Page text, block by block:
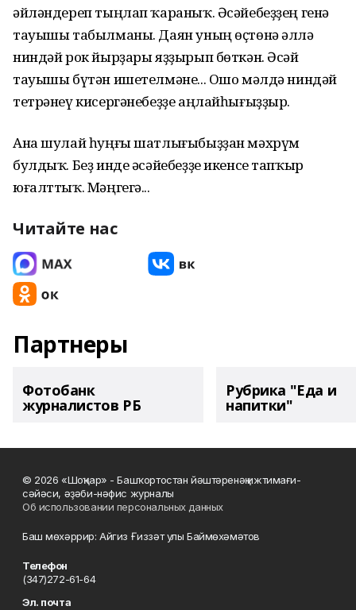
әйләндереп тыңлап ҡараныҡ. Әсәйебеҙҙең генә
тауышы табылманы. Даян уның өҫтөнә әллә
ниндәй рок йырҙары яҙҙырып бөткән. Әсәй
тауышы бүтән ишетелмәне... Ошо мәлдә ниндәй
тетрәнеү кисергәнебеҙҙе аңлайһығыҙҙыр.
Ана шулай һуңғы шатлығыбыҙҙан мәхрүм
булдыҡ. Беҙ инде әсәйебеҙҙе икенсе тапҡыр
юғалттыҡ. Мәңгегә...
Читайте нас
Партнеры
Фотобанк
журналистов РБ
Рубрика "Еда и
напитки"
© 2026 «Шоңҡар» - Башҡортостан йәштәренәң ижтимағи-
сәйәси, әҙәби-нәфис журналы
Об использовании персональных данных
Баш мөхәррир: Айгиз Ғиззәт улы Баймөхәмәтов
Телефон
(347)272-61-64
Эл. почта